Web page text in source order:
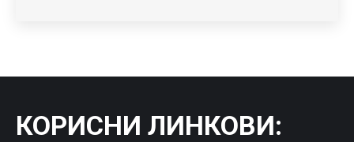
КОРИСНИ ЛИНКОВИ: